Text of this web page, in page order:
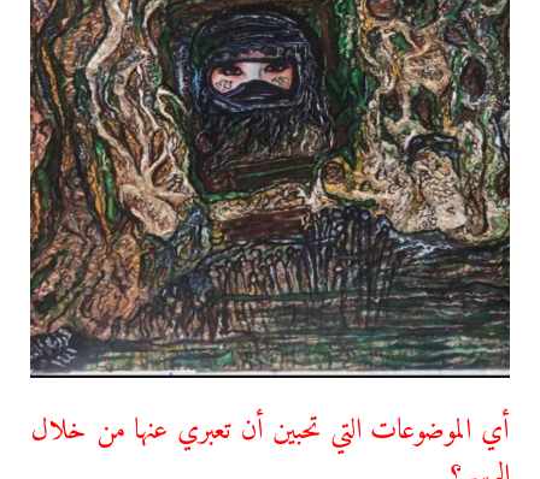
أي الموضوعات التي تحبين أن تعبري عنها من خلال